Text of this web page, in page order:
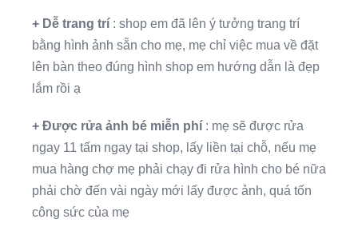
+ Dễ trang trí : shop em đã lên ý tưởng trang trí
bằng hình ảnh sẵn cho mẹ, mẹ chỉ việc mua về đặt
lên bàn theo đúng hình shop em hướng dẫn là đẹp
lắm rồi ạ
+ Được rửa ảnh bé miễn phí : mẹ sẽ được rửa
ngay 11 tấm ngay tại shop, lấy liền tại chỗ, nếu mẹ
mua hàng chợ mẹ phải chạy đi rửa hình cho bé nữa
phải chờ đến vài ngày mới lấy được ảnh, quá tốn
công sức của mẹ